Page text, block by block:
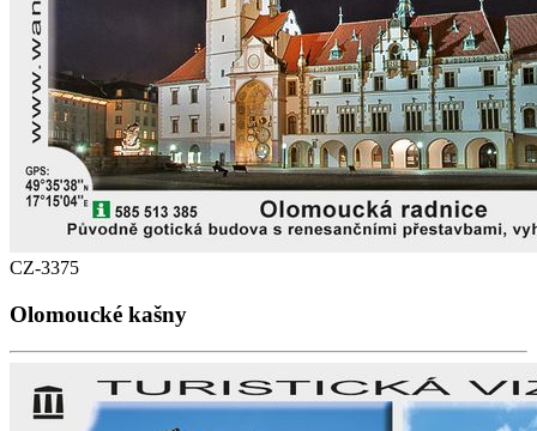
CZ-3375
Olomoucké kašny